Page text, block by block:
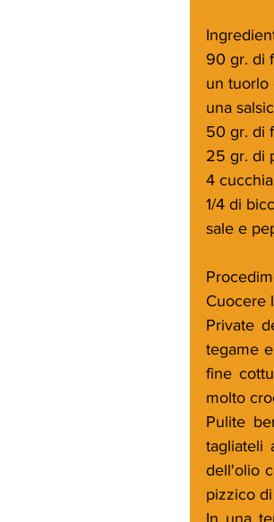
90 gr. di
un tuorlo
una
50 gr. di
25 gr. di
4
1/4 di
sale e
Cuocere
Private
tegame
fine
molto
Pulite
tagliateli
dell'olio
pizzico di